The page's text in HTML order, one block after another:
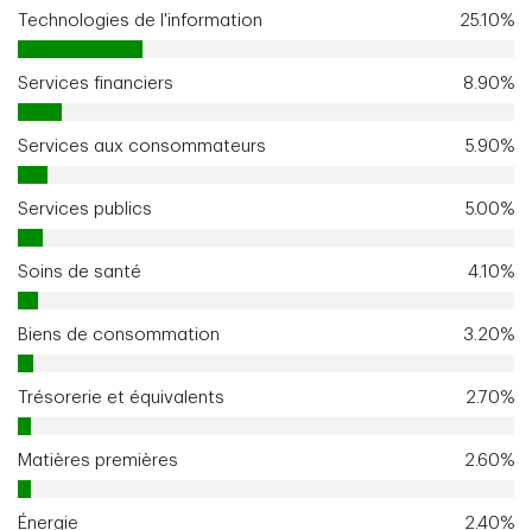
Technologies de l'information 25.10%
Services financiers 8.90%
Services aux consommateurs 5.90%
Services publics 5.00%
Soins de santé 4.10%
Biens de consommation 3.20%
Trésorerie et équivalents 2.70%
Matières premières 2.60%
Énergie 2.40%